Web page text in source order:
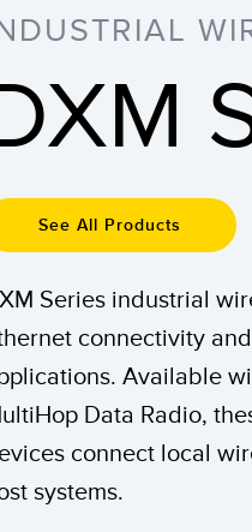
파 센서
록 상표, 색상, 발광 센서
Condition
Sensors
소프트웨어
Banner
센서 GUI 소프트웨어
상
크 수위 모니터링
See All Products
Series industrial
connectivity
Available
Data Radio,
connect local
systems.